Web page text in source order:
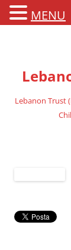
Lebanon Trust
MENU